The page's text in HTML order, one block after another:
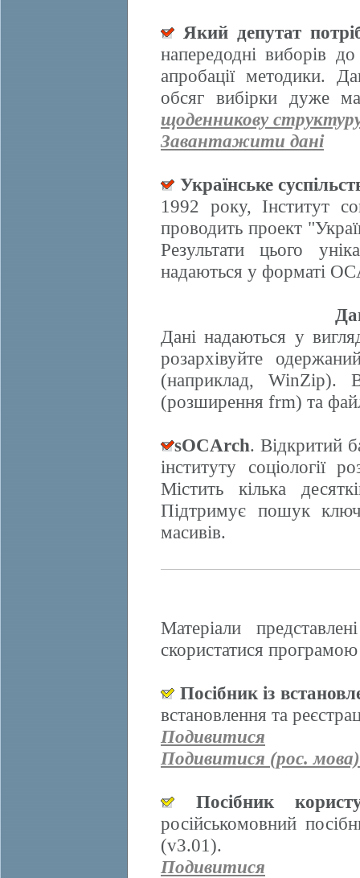
Який депутат
напередодні виборів
апробації методики.
обсяг вибірки дуже
щоденникову
Завантажити дані
Українське
1992 року, Інститут
проводить проект
Результати цього
надаються у форматі
Дані надаються у
розархівуйте
(наприклад, WinZip).
(розширення frm) та
sOCArch. Відкритий
інституту соціології
Містить кілька
Підтримує пошук
масивів.
Матеріали
скористатися
Посібник із
встановлення та
Подивитися
Подивитися (рос. мова)
Посібник
російськомовний
(v3.01).
Подивитися